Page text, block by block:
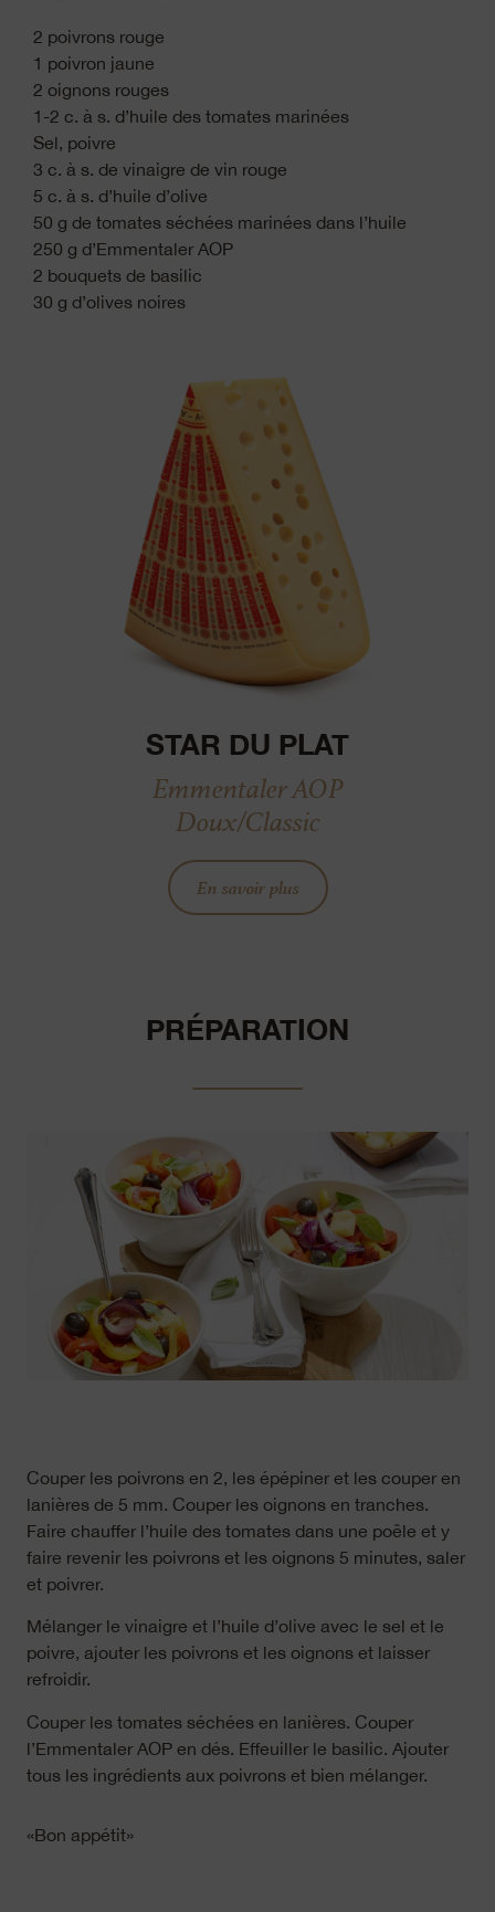
2 poivrons rouge
1 poivron jaune
2 oignons rouges
1-2 c. à s. d’huile des tomates marinées
Sel, poivre
3 c. à s. de vinaigre de vin rouge
5 c. à s. d’huile d’olive
50 g de tomates séchées marinées dans l’huile
250 g d’Emmentaler AOP
2 bouquets de basilic
30 g d’olives noires
STAR DU PLAT
Emmentaler AOP
Doux/Classic
En savoir plus
PRÉPARATION
Couper les poivrons en 2, les épépiner et les couper en
lanières de 5 mm. Couper les oignons en tranches.
Faire chauffer l’huile des tomates dans une poêle et y
faire revenir les poivrons et les oignons 5 minutes, saler
et poivrer.
Mélanger le vinaigre et l’huile d’olive avec le sel et le
poivre, ajouter les poivrons et les oignons et laisser
refroidir.
Couper les tomates séchées en lanières. Couper
l’Emmentaler AOP en dés. Effeuiller le basilic. Ajouter
tous les ingrédients aux poivrons et bien mélanger.
«Bon appétit»